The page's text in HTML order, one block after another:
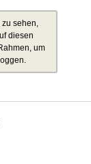
zu sehen,
diesen
um